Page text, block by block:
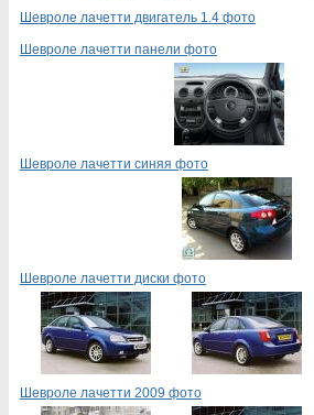
Шевроле лачетти двигатель 1.4 фото
Шевроле лачетти панели фото
Шевроле лачетти синяя фото
Шевроле лачетти диски фото
Шевроле лачетти 2009 фото